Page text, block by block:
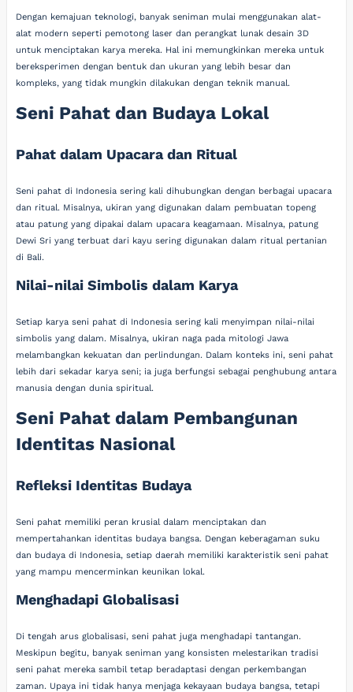
Dengan kemajuan teknologi, banyak seniman mulai menggunakan alat-
alat modern seperti pemotong laser dan perangkat lunak desain 3D
untuk menciptakan karya mereka. Hal ini memungkinkan mereka untuk
bereksperimen dengan bentuk dan ukuran yang lebih besar dan
kompleks, yang tidak mungkin dilakukan dengan teknik manual.
Seni Pahat dan Budaya Lokal
Pahat dalam Upacara dan Ritual
Seni pahat di Indonesia sering kali dihubungkan dengan berbagai upacara
dan ritual. Misalnya, ukiran yang digunakan dalam pembuatan topeng
atau patung yang dipakai dalam upacara keagamaan. Misalnya, patung
Dewi Sri yang terbuat dari kayu sering digunakan dalam ritual pertanian
di Bali.
Nilai-nilai Simbolis dalam Karya
Setiap karya seni pahat di Indonesia sering kali menyimpan nilai-nilai
simbolis yang dalam. Misalnya, ukiran naga pada mitologi Jawa
melambangkan kekuatan dan perlindungan. Dalam konteks ini, seni pahat
lebih dari sekadar karya seni; ia juga berfungsi sebagai penghubung antara
manusia dengan dunia spiritual.
Seni Pahat dalam Pembangunan
Identitas Nasional
Refleksi Identitas Budaya
Seni pahat memiliki peran krusial dalam menciptakan dan
mempertahankan identitas budaya bangsa. Dengan keberagaman suku
dan budaya di Indonesia, setiap daerah memiliki karakteristik seni pahat
yang mampu mencerminkan keunikan lokal.
Menghadapi Globalisasi
Di tengah arus globalisasi, seni pahat juga menghadapi tantangan.
Meskipun begitu, banyak seniman yang konsisten melestarikan tradisi
seni pahat mereka sambil tetap beradaptasi dengan perkembangan
zaman. Upaya ini tidak hanya menjaga kekayaan budaya bangsa, tetapi